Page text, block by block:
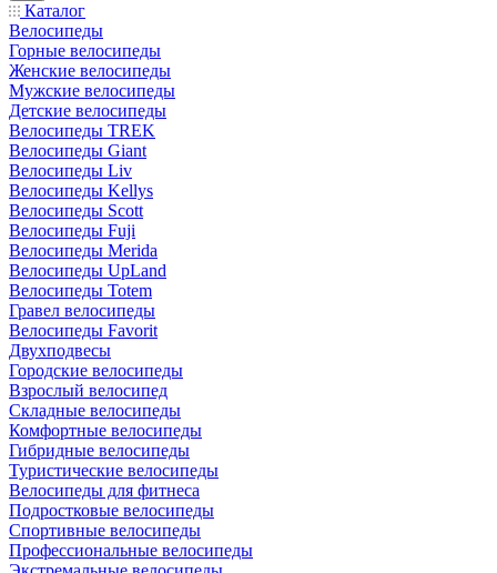
Каталог
Велосипеды
Горные велосипеды
Женские велосипеды
Мужские велосипеды
Детские велосипеды
Велосипеды TREK
Велосипеды Giant
Велосипеды Liv
Велосипеды Kellys
Велосипеды Scott
Велосипеды Fuji
Велосипеды Merida
Велосипеды UpLand
Велосипеды Totem
Гравел велосипеды
Велосипеды Favorit
Двухподвесы
Городские велосипеды
Взрослый велосипед
Складные велосипеды
Комфортные велосипеды
Гибридные велосипеды
Туристические велосипеды
Велосипеды для фитнеса
Подростковые велосипеды
Спортивные велосипеды
Профессиональные велосипеды